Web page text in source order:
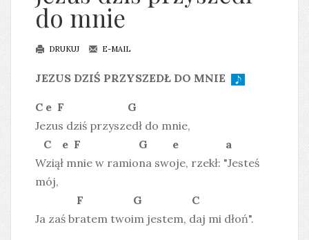
do mnie
DRUKUJ E-MAIL
JEZUS DZIŚ PRZYSZEDŁ DO MNIE
C e F G
Jezus dziś przyszedł do mnie,
C e F G e a
Wziął mnie w ramiona swoje, rzekł: "Jesteś
mój,
F G C
Ja zaś bratem twoim jestem, daj mi dłoń".